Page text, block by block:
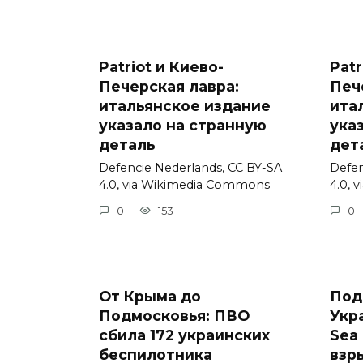
Patriot и Киево-
Печерская лавра:
итальянское издание
указало на странную
деталь
Defencie Nederlands, CC BY-SA
4.0, via Wikimedia Commons
0 153
4.0,
0
От Крыма до
Подмосковья: ПВО
сбила 172 украинских
беспилотника